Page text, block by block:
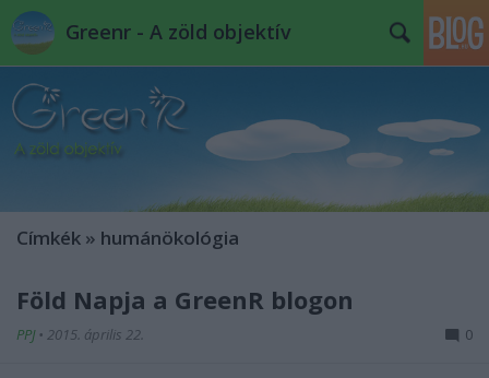
Greenr - A zöld objektív
Címkék » humánökológia
Föld Napja a GreenR blogon
PPJ • 2015. április 22. 0